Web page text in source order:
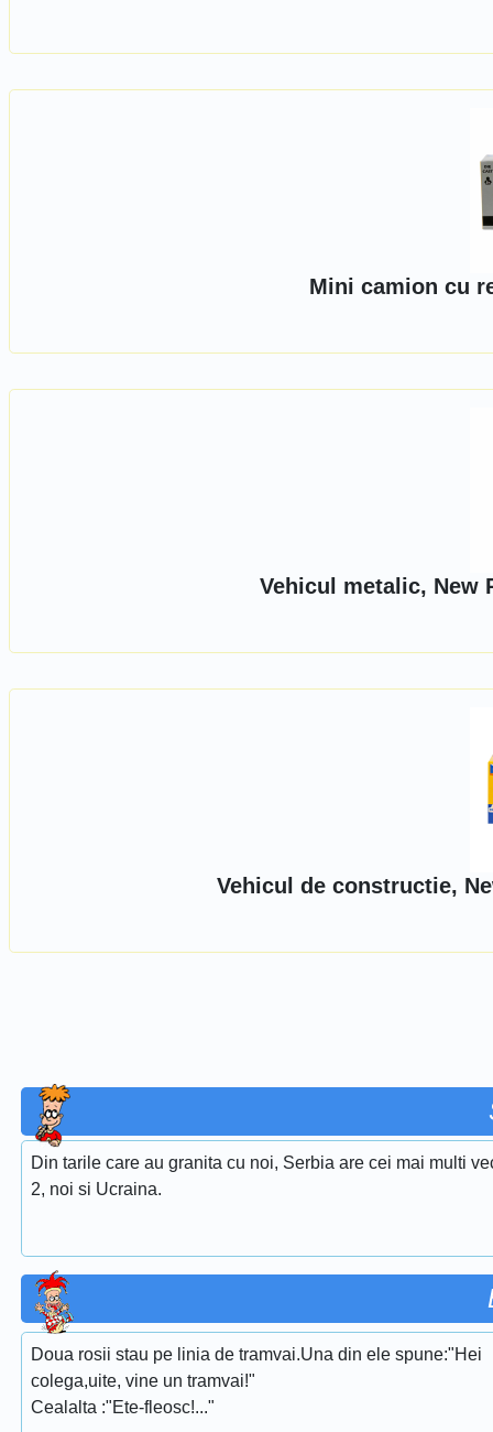
Mini camion cu
Vehicul metalic, New
Vehicul de constructie,
Din tarile care au granita cu noi, Serbia are cei mai multi
2, noi si Ucraina.
Doua rosii stau pe linia de tramvai.Una din ele spune:"Hei
colega,uite, vine un tramvai!"
Cealalta :"Ete-fleosc!..."